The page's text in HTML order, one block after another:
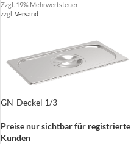
Zzgl. 19% Mehrwertsteuer
zzgl. Versand
GN-Deckel 1/3
Preise nur sichtbar für registrierte
Kunden